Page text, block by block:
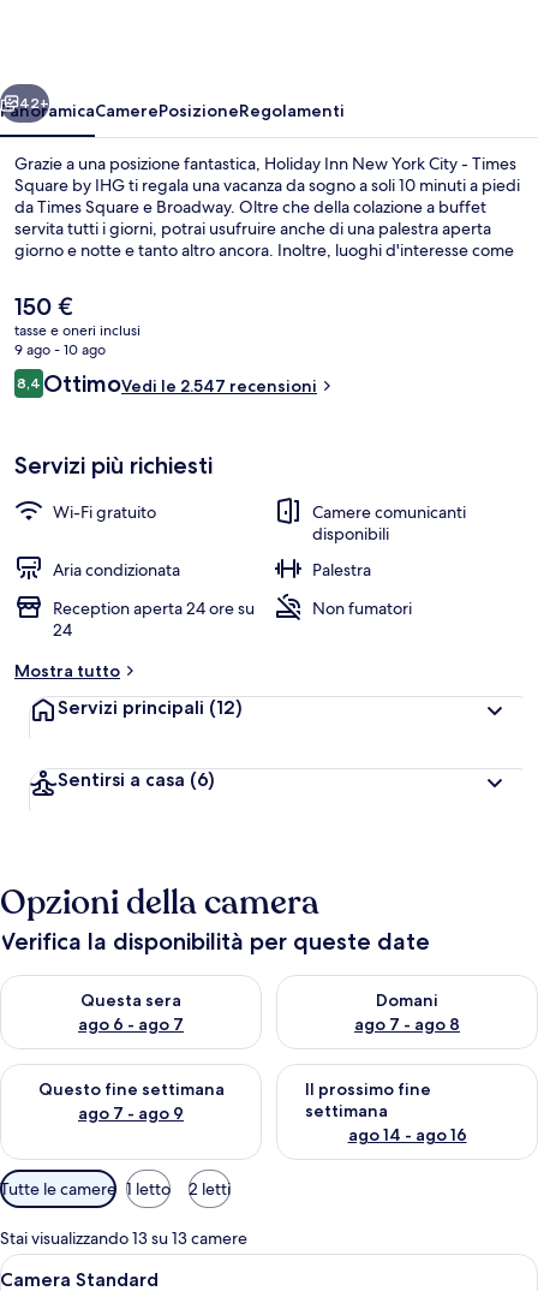
-
Times
Square
by
IHG
Avanti
42+
PanoramicaCamerePosizioneRegolamenti
Grazie a una posizione fantastica, Holiday Inn New York City - Times
Square by IHG ti regala una vacanza da sogno a soli 10 minuti a piedi
da Times Square e Broadway. Oltre che della colazione a buffet
servita tutti i giorni, potrai usufruire anche di una palestra aperta
giorno e notte e tanto altro ancora. Inoltre, luoghi d'interesse come
piedi. Altri viaggiatori lodano la posizione centrale della struttura per
le attrazioni nei dintorni e la vicinanza ai mezzi pubblici: Terminal
degli autobus di 42 St. - Port Authority è a pochi metri di distanza e
Stazione di 34 St. - Penn si trova a 5 min a piedi.
Il
prezzo
attuale
è
150 €
150 €
tasse e oneri inclusi
9 ago - 10 ago
Recensioni
8,48,4 su 10
OttimoVedi le 2.547 recensioni
Servizi più richiesti
Wi-Fi gratuito
Camere comunicanti
disponibili
Aria condizionata
Palestra
Reception aperta 24 ore su
24
Non fumatori
Mostra tutto
Servizi principali (12)
Sentirsi a casa (6)
Opzioni della camera
Verifica la disponibilità per queste date
Questa sera
ago 6 - ago 7
Verifica la disponibilità per questa sera, ago 6 - ago 7
Domani
ago 7 - ago 8
Verifica la disponibilità per
Questo fine settimana
ago 7 - ago 9
Verifica la disponibilità per questo fine settimana, ago 7 - ago
Il prossimo fine
settimana
ago 14 - ago 16
Verifica la disponibilità per il
Filtri
disponibili
per
le
camere
Tutte le camere 1 letto 2 letti
Stai visualizzando 13 su 13 camere
Apri
Camera d'albergo con un letto
5
Camera Standard